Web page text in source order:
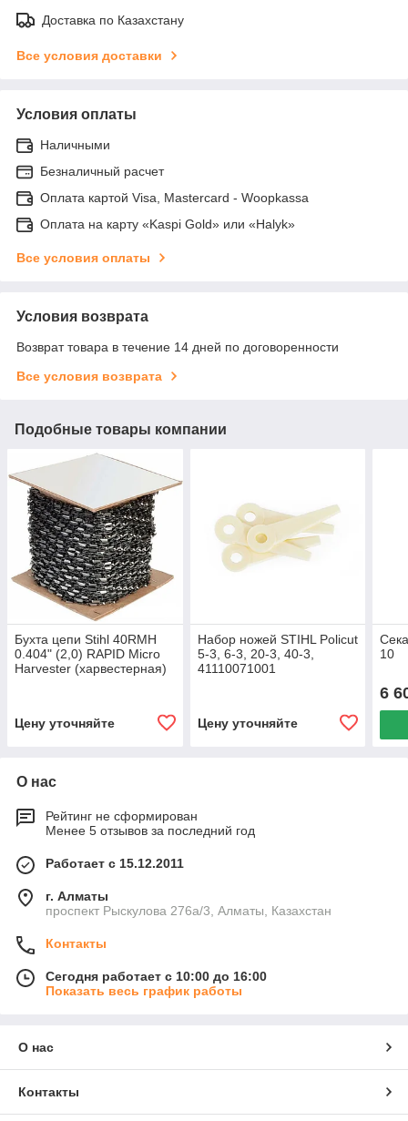
Доставка по Казахстану
Все условия доставки
Условия оплаты
Наличными
Безналичный расчет
Оплата картой Visa, Mastercard - Woopkassa
Оплата на карту «Kaspi Gold» или «Halyk»
Все условия оплаты
Условия возврата
Возврат товара в течение 14 дней по договоренности
Все условия возврата
Подобные товары компании
Бухта цепи Stihl 40RMH
0.404" (2,0) RAPID Micro
Harvester (харвестерная)
Цену уточняйте
Набор ножей STIHL Policut
5-3, 6-3, 20-3, 40-3,
41110071001
Цену уточняйте
10
6
О нас
Рейтинг не сформирован
Менее 5 отзывов за последний год
Работает с 15.12.2011
г. Алматы
проспект Рыскулова 276а/3, Алматы, Казахстан
Контакты
Сегодня работает с 10:00 до 16:00
Показать весь график работы
О нас
Контакты